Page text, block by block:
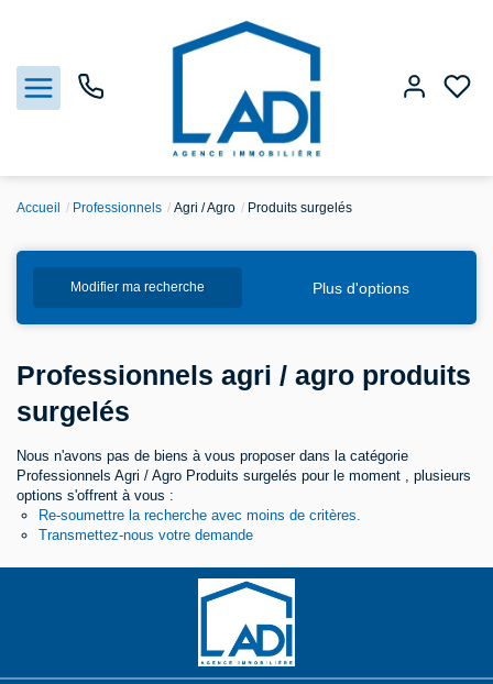
Vendre
Estimation
Agences
Gestion
Contact
Accueil Professionnels Agri / Agro Produits surgelés
Modifier ma recherche Plus d'options
Professionnels agri / agro produits
surgelés
Nous n'avons pas de biens à vous proposer dans la catégorie
Professionnels Agri / Agro Produits surgelés pour le moment , plusieurs
options s'offrent à vous :
Re-soumettre la recherche avec moins de critères.
Transmettez-nous votre demande